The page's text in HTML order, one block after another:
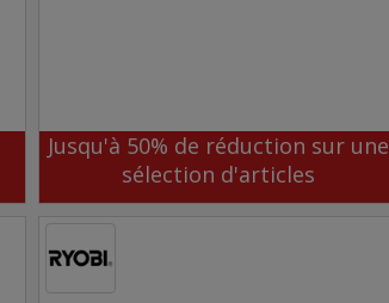
Jusqu'à 50% de réduction sur une
sélection d'articles